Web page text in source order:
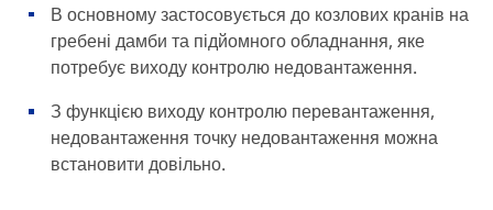
В основному застосовується до козлових кранів на
гребені дамби та підйомного обладнання, яке
потребує виходу контролю недовантаження.
З функцією виходу контролю перевантаження,
недовантаження точку недовантаження можна
встановити довільно.